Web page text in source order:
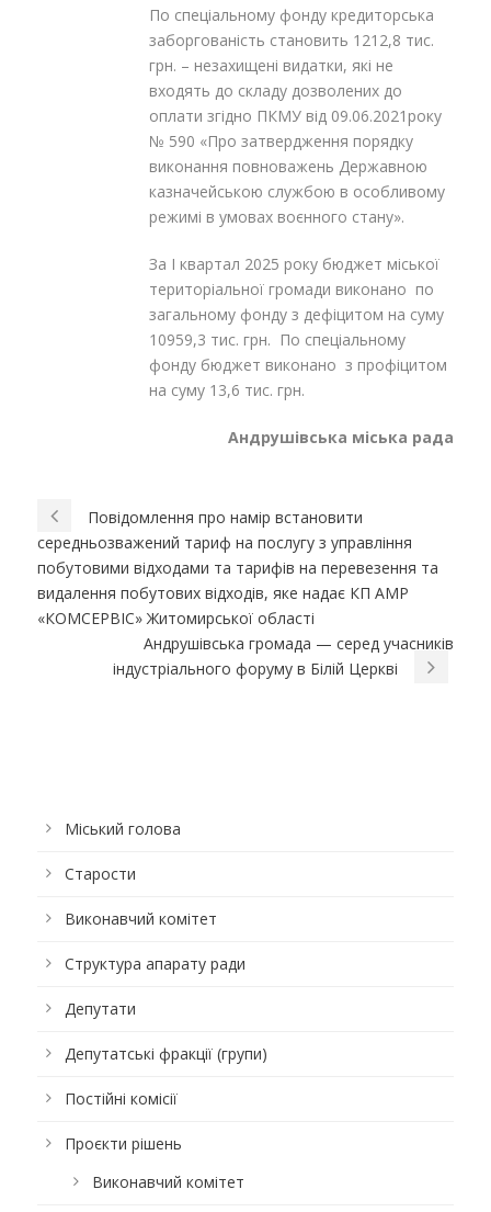
По спеціальному фонду кредиторська
заборгованість становить 1212,8 тис.
грн. – незахищені видатки, які не
входять до складу дозволених до
оплати згідно ПКМУ від 09.06.2021року
№ 590 «Про затвердження порядку
виконання повноважень Державною
казначейською службою в особливому
режимі в умовах воєнного стану».
За І квартал 2025 року бюджет міської
територіальної громади виконано по
загальному фонду з дефіцитом на суму
10959,3 тис. грн. По спеціальному
фонду бюджет виконано з профіцитом
на суму 13,6 тис. грн.
Андрушівська міська рада
Повідомлення про намір встановити
середньозважений тариф на послугу з управління
побутовими відходами та тарифів на перевезення та
видалення побутових відходів, яке надає КП АМР
«КОМСЕРВІС» Житомирської області
Андрушівська громада — серед учасників
індустріального форуму в Білій Церкві
Міський голова
Старости
Виконавчий комітет
Структура апарату ради
Депутати
Депутатські фракції (групи)
Постійні комісії
Проєкти рішень
Виконавчий комітет